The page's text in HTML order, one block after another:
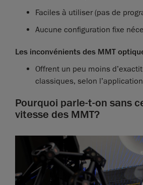
Faciles à utiliser (pas de
Aucune configuration fixe
Les inconvénients des MMT
Offrent un peu moins
classiques, selon l’application
Pourquoi parle-t-on sans
vitesse des MMT?